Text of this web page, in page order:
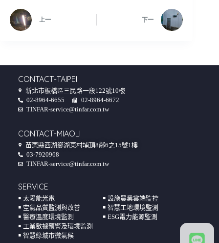
上一 下一
CONTACT-TAIPEI
新北市板橋區三民路一段122號10樓
02-8964-6655
02-8964-6672
TINFAR-service@tinfar.com.tw
CONTACT-MIAOLI
苗栗縣西湖鄉湖東村埔頂8鄰6之15號1樓
03-7920968
TINFAR-service@tinfar.com.tw
SERVICE
￭ 太陽能光電
￭ 空氣品質監測與改善
￭ 醫療溫度環境監測
￭ 工業數據預警及環境監測
￭ 智慧綠城市微氣候
￭ 設施農業雲端監控
￭ 智慧工地環境監測
￭ ESG電力能源監測